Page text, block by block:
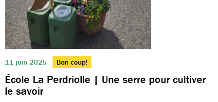
11 juin 2025 Bon coup!
École La Perdriolle | Une serre pour cultiver
le savoir